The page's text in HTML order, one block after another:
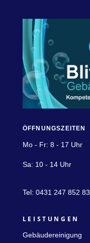
ÖFFNUNGSZEITEN
Mo - Fr: 8 - 17 Uhr
Sa: 10 - 14 Uhr
Tel: 0431 247 852 83
LEISTUNGEN
Gebäudereinigung